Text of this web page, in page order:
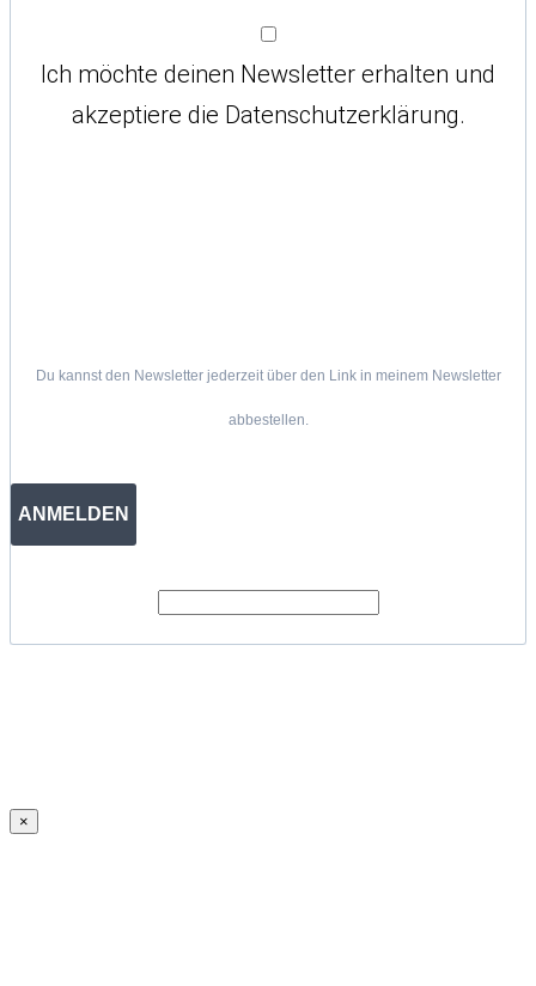
Ich möchte deinen Newsletter erhalten und
akzeptiere die Datenschutzerklärung.
Du kannst den Newsletter jederzeit über den Link in meinem Newsletter
abbestellen.
ANMELDEN
×